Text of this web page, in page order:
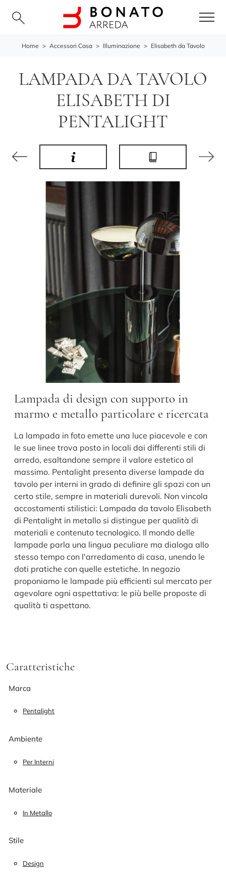
Home > Accessori Casa > Illuminazione > Elisabeth da Tavolo
LAMPADA DA TAVOLO
ELISABETH DI
PENTALIGHT
Lampada di design con supporto in
marmo e metallo particolare e ricercata
La lampada in foto emette una luce piacevole e con
le sue linee trova posto in locali dai differenti stili di
arredo, esaltandone sempre il valore estetico al
massimo. Pentalight presenta diverse lampade da
tavolo per interni in grado di definire gli spazi con un
certo stile, sempre in materiali durevoli. Non vincola
accostamenti stilistici: Lampada da tavolo Elisabeth
di Pentalight in metallo si distingue per qualità di
materiali e contenuto tecnologico. Il mondo delle
lampade parla una lingua peculiare ma dialoga allo
stesso tempo con l'arredamento di casa, unendo le
doti pratiche con quelle estetiche. In negozio
proponiamo le lampade più efficienti sul mercato per
agevolare ogni aspettativa: le più belle proposte di
qualità ti aspettano.
Caratteristiche
Marca
Pentalight
Ambiente
Per Interni
Materiale
In Metallo
Stile
Design